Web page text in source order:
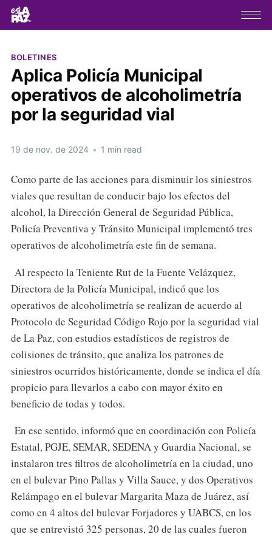
BOLETINES
Aplica Policía Municipal
operativos de alcoholimetría
por la seguridad vial
19 de nov. de 2024 • 1 min read
Como parte de las acciones para disminuir los siniestros
viales que resultan de conducir bajo los efectos del
alcohol, la Dirección General de Seguridad Pública,
Policía Preventiva y Tránsito Municipal implementó tres
operativos de alcoholimetría este fin de semana.
Al respecto la Teniente Rut de la Fuente Velázquez,
Directora de la Policía Municipal, indicó que los
operativos de alcoholimetría se realizan de acuerdo al
Protocolo de Seguridad Código Rojo por la seguridad vial
de La Paz, con estudios estadísticos de registros de
colisiones de tránsito, que analiza los patrones de
siniestros ocurridos históricamente, donde se indica el día
propicio para llevarlos a cabo con mayor éxito en
beneficio de todas y todos.
En ese sentido, informó que en coordinación con Policía
Estatal, PGJE, SEMAR, SEDENA y Guardia Nacional, se
instalaron tres filtros de alcoholimetría en la ciudad, uno
en el bulevar Pino Pallas y Villa Sauce, y dos Operativos
Relámpago en el bulevar Margarita Maza de Juárez, así
como en 4 altos del bulevar Forjadores y UABCS, en los
que se entrevistó 325 personas, 20 de las cuales fueron